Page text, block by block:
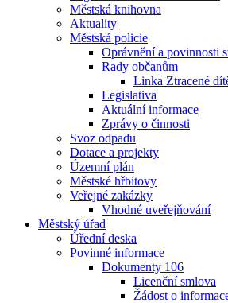
Městská knihovna
Aktuality
Městská policie
Oprávnění a povinnosti
Rady občanům
Linka Ztracené
Legislativa
Aktuální informace
Zprávy o činnosti
Svoz odpadu
Dotace a projekty
Územní plán
Městské hřbitovy
Veřejné zakázky
Vhodné uveřejňování
Městský úřad
Úřední deska
Povinné informace
Dokumenty 106
Licenční smlova
Žádost o